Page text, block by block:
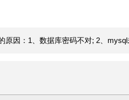
因：1、数据库密码不对; 2、mysql